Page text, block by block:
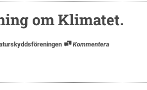
om Klimatet.
Kommentera